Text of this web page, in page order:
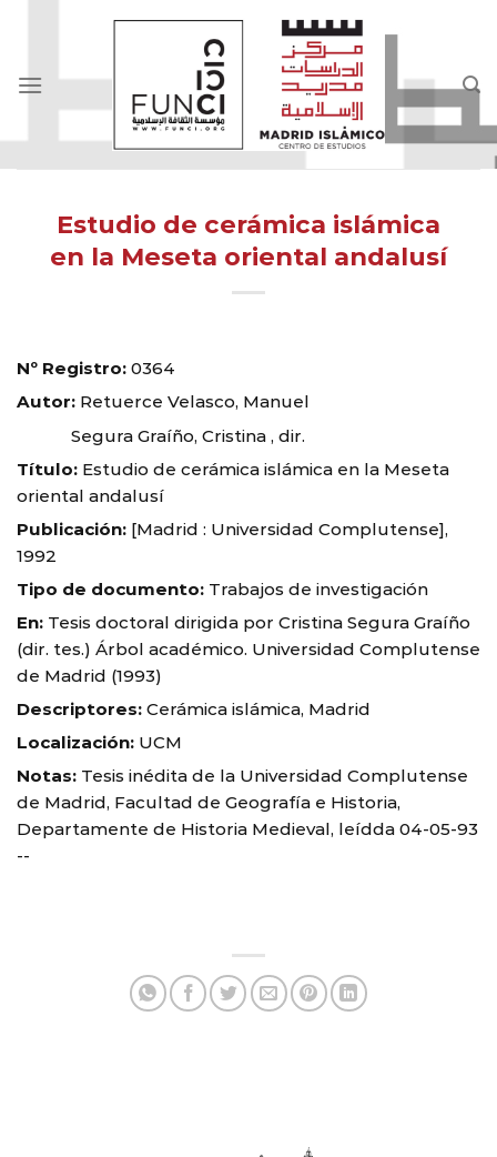
Estudio de cerámica islámica
en la Meseta oriental andalusí
Nº Registro: 0364
Autor: Retuerce Velasco, Manuel
Segura Graíño, Cristina , dir.
Título: Estudio de cerámica islámica en la Meseta
oriental andalusí
Publicación: [Madrid : Universidad Complutense],
1992
Tipo de documento: Trabajos de investigación
En: Tesis doctoral dirigida por Cristina Segura Graíño
(dir. tes.) Árbol académico. Universidad Complutense
de Madrid (1993)
Descriptores: Cerámica islámica, Madrid
Localización: UCM
Notas: Tesis inédita de la Universidad Complutense
de Madrid, Facultad de Geografía e Historia,
Departamente de Historia Medieval, leídda 04-05-93
--